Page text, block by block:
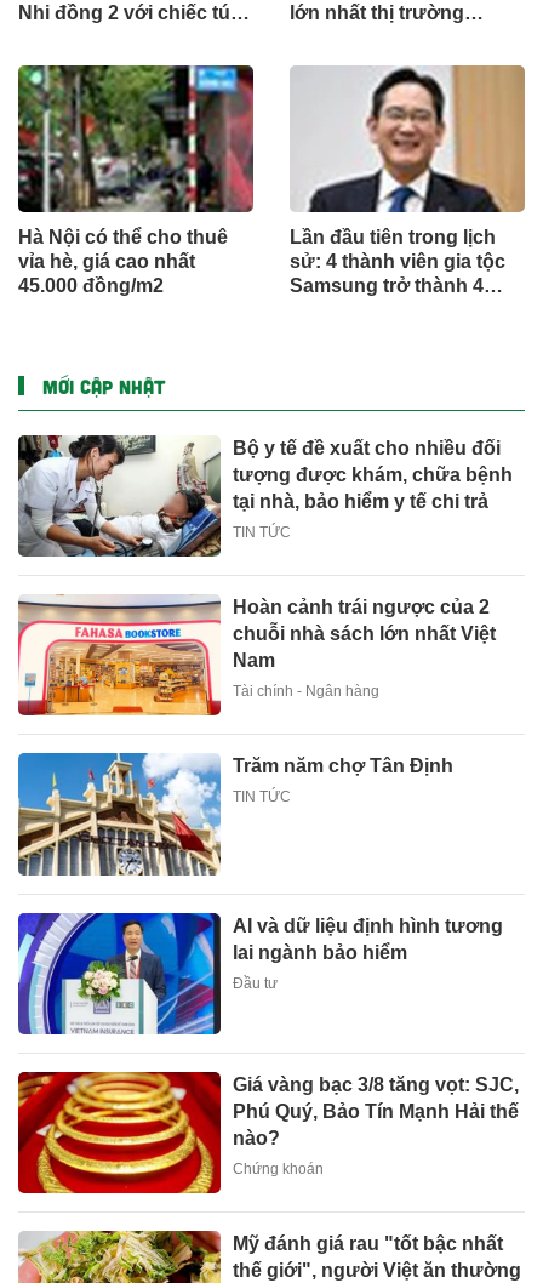
Nhi đồng 2 với chiếc túi
đặc biệt
lớn nhất thị trường
Hà Nội có thể cho thuê
vỉa hè, giá cao nhất
45.000 đồng/m2
Lần đầu tiên trong lịch
sử: 4 thành viên gia tộc
Samsung trở thành 4
MỚI CẬP NHẬT
Bộ y tế đề xuất cho nhiều đối
tượng được khám, chữa bệnh
tại nhà, bảo hiểm y tế chi trả
TIN TỨC
Hoàn cảnh trái ngược của 2
chuỗi nhà sách lớn nhất Việt
Nam
Tài chính - Ngân hàng
Trăm năm chợ Tân Định
TIN TỨC
AI và dữ liệu định hình tương
lai ngành bảo hiểm
Đầu tư
Giá vàng bạc 3/8 tăng vọt: SJC,
Phú Quý, Bảo Tín Mạnh Hải thế
nào?
Chứng khoán
Mỹ đánh giá rau "tốt bậc nhất
thế giới", người Việt ăn thường